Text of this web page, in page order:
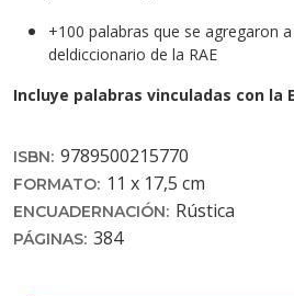
+100 palabras que se agregaron
deldiccionario de la RAE
Incluye palabras vinculadas con la
ISBN: 9789500215770
FORMATO: 11 x 17,5 cm
ENCUADERNACIÓN: Rústica
PÁGINAS: 384